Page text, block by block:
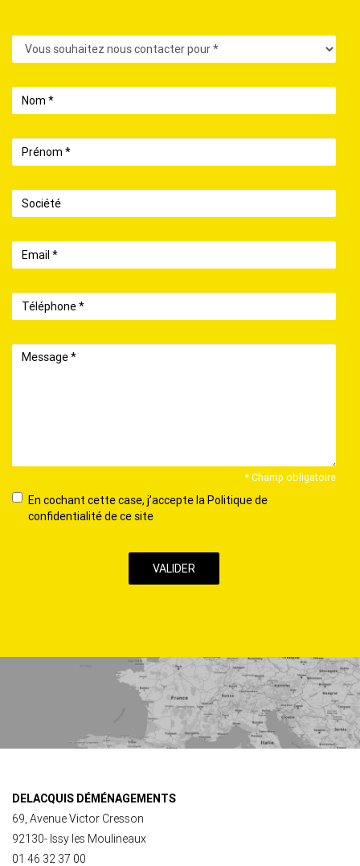
Contact
Nom
Prénom
Société
Email
Téléphone
Message
* Champ obligatoire
En
cochant
ce
En cochant cette case, j’accepte la Politique de
confidentialité de ce site
DELACQUIS DÉMÉNAGEMENTS
69, Avenue Victor Cresson
92130- Issy les Moulineaux
01 46 32 37 00